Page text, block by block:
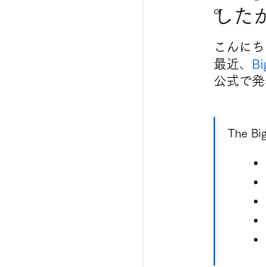
した
こんに
最近、
公式で
The